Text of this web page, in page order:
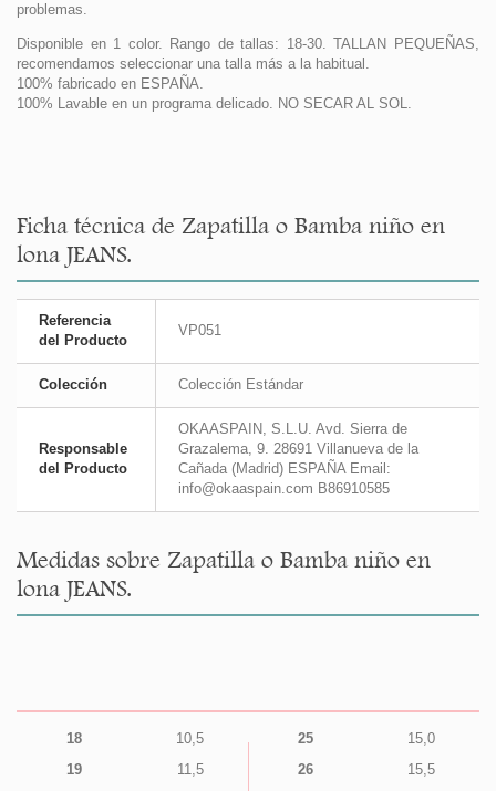
problemas.
Disponible en 1 color. Rango de tallas: 18-30. TALLAN PEQUEÑAS,
recomendamos seleccionar una talla más a la habitual.
100% fabricado en ESPAÑA.
100% Lavable en un programa delicado. NO SECAR AL SOL.
Ficha técnica de Zapatilla o Bamba niño en
lona JEANS.
Referencia
del Producto
VP051
Colección Colección Estándar
Responsable
del Producto
OKAASPAIN, S.L.U. Avd. Sierra de
Grazalema, 9. 28691 Villanueva de la
Cañada (Madrid) ESPAÑA Email:
info@okaaspain.com B86910585
Medidas sobre Zapatilla o Bamba niño en
lona JEANS.
18
10,5
19
11,5
25
15,0
26
15,5